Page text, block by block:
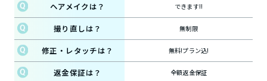
ヘアメイクは？ できます!!
撮り直しは？ 無制限
修正・レタッチは？ 無料!プラン込!
返金保証は？ 全額返金保証